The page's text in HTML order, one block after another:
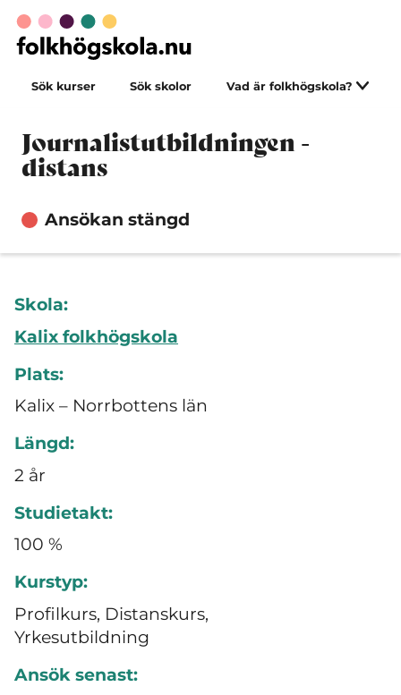
Sök kurser Sök skolor Vad är folkhögskola?
Journalistutbildningen -
distans
Ansökan stängd
Skola:
Kalix folkhögskola
Plats:
Kalix – Norrbottens län
Längd:
2 år
Studietakt:
100 %
Kurstyp:
Profilkurs, Distanskurs,
Yrkesutbildning
Ansök senast: